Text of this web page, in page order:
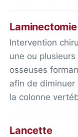
Laminectomie
Intervention
une ou
osseuses
afin de diminuer
la colonne
Lancette